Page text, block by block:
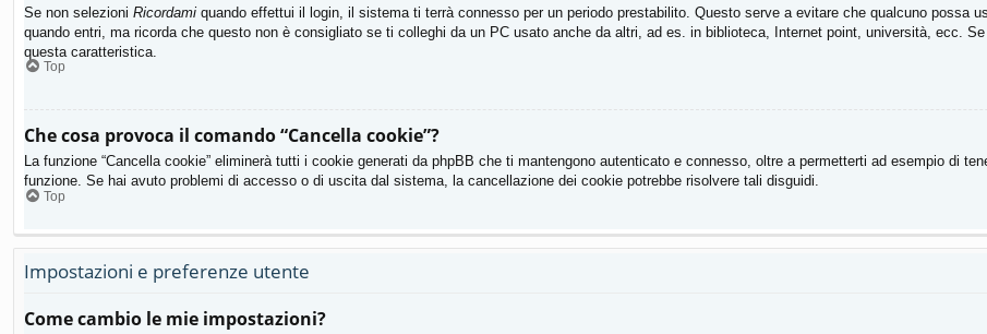
Se non selezioni Ricordami quando effettui il login, il sistema ti terrà connesso per un periodo prestabilito. Questo serve a evitare che qualcuno possa
quando entri, ma ricorda che questo non è consigliato se ti colleghi da un PC usato anche da altri, ad es. in biblioteca, Internet point, università, ecc.
questa caratteristica.
Top
Che cosa provoca il comando “Cancella cookie”?
La funzione “Cancella cookie” eliminerà tutti i cookie generati da phpBB che ti mantengono autenticato e connesso, oltre a permetterti ad esempio di
funzione. Se hai avuto problemi di accesso o di uscita dal sistema, la cancellazione dei cookie potrebbe risolvere tali disguidi.
Top
Impostazioni e preferenze utente
Come cambio le mie impostazioni?